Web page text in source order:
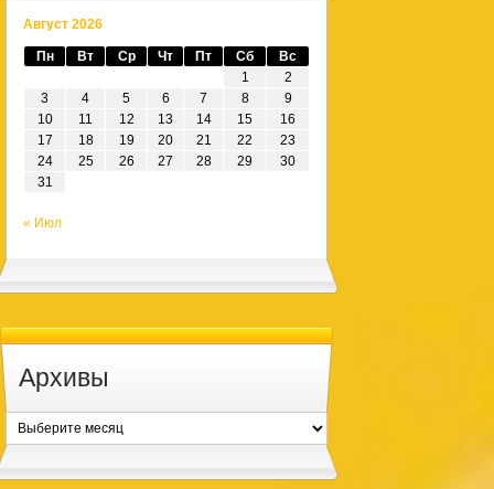
Август 2026
Пн Вт Ср Чт Пт Сб
Вс
1
2
3
4 5 6 7 8
9
10
11 12 13 14 15
16
17
18 19 20 21 22
23
24
25 26 27 28 29
30
31
« Июл
Архивы
Архивы